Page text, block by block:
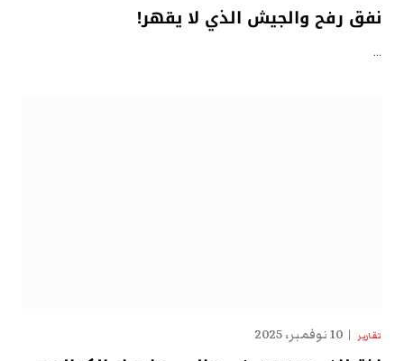
نفق رفح والجيش الذي لا يقهر!
…
تقارير 10 نوفمبر، 2025